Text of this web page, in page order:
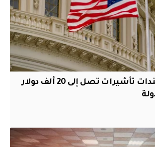
أميركا تقر سندات تأشيرات تصل إلى 20 ألف دولار